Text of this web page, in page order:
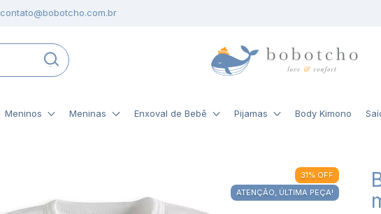
contato@bobotcho.com.br
Meninos Meninas Enxoval de Bebê Pijamas Body Kimono
31% OFF
ATENÇÃO, ÚLTIMA PEÇA!